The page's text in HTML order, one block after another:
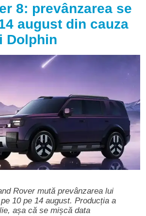
8: prevânzarea se
august din cauza
Dolphin
Rover mută prevânzarea lui
10 pe 14 august. Producția a
așa că se mișcă data